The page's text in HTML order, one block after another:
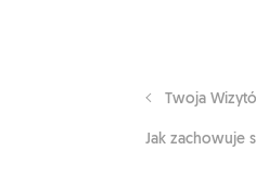
Twoja
Jak zachowuje